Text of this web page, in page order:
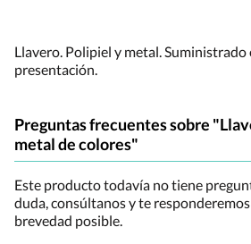
Llavero. Polipiel y metal. Suministrado
presentación.
Preguntas frecuentes sobre
metal de colores"
Este producto todavía no tiene
duda, consúltanos y te
brevedad posible.